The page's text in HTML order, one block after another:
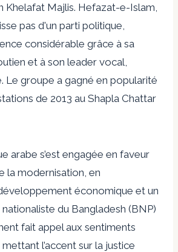
Khelafat Majlis. Hefazat-e-Islam,
pas d'un parti politique,
considérable grâce à sa
et à son leader vocal,
Le groupe a gagné en popularité
de 2013 au Shapla Chattar
arabe s’est engagée en faveur
la modernisation, en
économique et un
du Bangladesh (BNP)
fait appel aux sentiments
l’accent sur la justice